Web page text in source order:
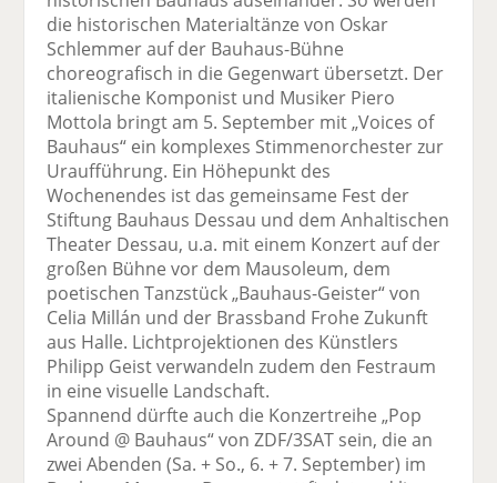
die historischen Materialtänze von Oskar
Schlemmer auf der Bauhaus-Bühne
choreografisch in die Gegenwart übersetzt. Der
italienische Komponist und Musiker Piero
Mottola bringt am 5. September mit „Voices of
Bauhaus“ ein komplexes Stimmenorchester zur
Uraufführung. Ein Höhepunkt des
Wochenendes ist das gemeinsame Fest der
Stiftung Bauhaus Dessau und dem Anhaltischen
Theater Dessau, u.a. mit einem Konzert auf der
großen Bühne vor dem Mausoleum, dem
poetischen Tanzstück „Bauhaus-Geister“ von
Celia Millán und der Brassband Frohe Zukunft
aus Halle. Lichtprojektionen des Künstlers
Philipp Geist verwandeln zudem den Festraum
in eine visuelle Landschaft.
Spannend dürfte auch die Konzertreihe „Pop
Around @ Bauhaus“ von ZDF/3SAT sein, die an
zwei Abenden (Sa. + So., 6. + 7. September) im